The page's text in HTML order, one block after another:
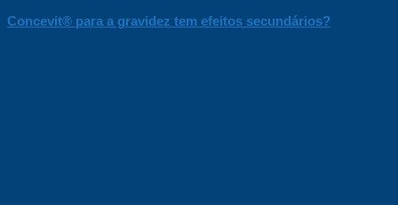
Concevit® para a gravidez tem efeitos secundários?